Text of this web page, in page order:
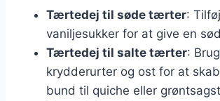
Tærtedej til søde tærter:
vaniljesukker for at give en
Tærtedej til salte tærter: Brug
krydderurter og ost for at
bund til quiche eller